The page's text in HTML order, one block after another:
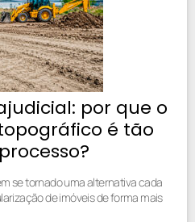
por que o
é tão
se tornado uma alternativa cada
de imóveis de forma mais